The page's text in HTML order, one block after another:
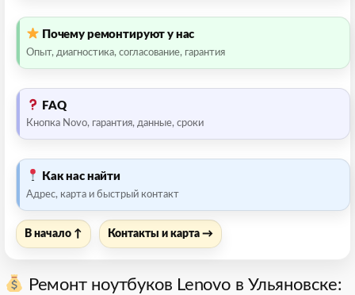
Почему ремонтируют у нас
Опыт, диагностика, согласование, гарантия
FAQ
Кнопка Novo, гарантия, данные, сроки
Как нас найти
Адрес, карта и быстрый контакт
В начало ↑ Контакты и карта →
Ремонт ноутбуков Lenovo в Ульяновске: